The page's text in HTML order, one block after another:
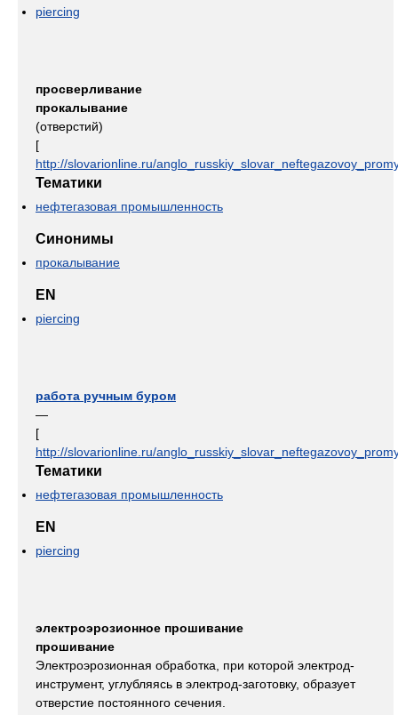
piercing
просверливание
прокалывание
(отверстий)
[
http://slovarionline.ru/
Тематики
нефтегазовая промышленность
Синонимы
прокалывание
EN
piercing
работа ручным буром
—
[
http://slovarionline.ru/
Тематики
нефтегазовая промышленность
EN
piercing
электроэрозионное прошивание
прошивание
Электроэрозионная обработка, при которой электрод-
инструмент, углубляясь в электрод-заготовку, образует
отверстие постоянного сечения.